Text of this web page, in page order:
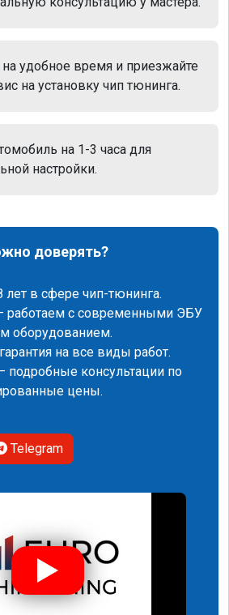
удобное время и приезжайте
на установку чип тюнинга.
на 1-3 часа для
настройки.
доверять?
в сфере чип-тюнинга.
работаем с современными ЭБУ
оборудованием.
на все виды работ.
подробные консультации по
цены.
Telegram